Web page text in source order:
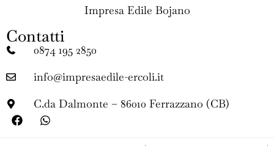
Impresa Edile Bojano
Contatti
0874 195 2850
info@impresaedile-ercoli.it
C.da Dalmonte – 86010 Ferrazzano (CB)